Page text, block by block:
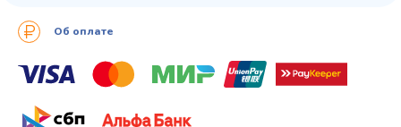
Об оплате